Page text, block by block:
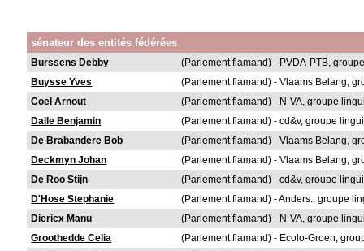
sénateur des entités fédérées
Burssens Debby
(Parlement flamand) - PVDA-PTB,
Buysse Yves
(Parlement flamand) - Vlaams Belang,
Coel Arnout
(Parlement flamand) - N-VA, groupe
Dalle Benjamin
(Parlement flamand) - cd&v, groupe
De Brabandere Bob
(Parlement flamand) - Vlaams Belang,
Deckmyn Johan
(Parlement flamand) - Vlaams Belang,
De Roo Stijn
(Parlement flamand) - cd&v, groupe
D'Hose Stephanie
(Parlement flamand) - Anders., groupe
Diericx Manu
(Parlement flamand) - N-VA, groupe
Groothedde Celia
(Parlement flamand) - Ecolo-Groen,